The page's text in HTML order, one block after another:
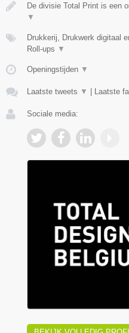
De divisie Total Print is een
▼
Drukkerij, Drukwerk digitaal
Roll-ups ▼
Openingstijden ▼
Laatste tweets ▼ Laatste
Sociale media: